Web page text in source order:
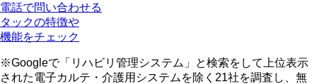
電話で問い合わせる
タックの特徴や
機能をチェック
※Googleで「リハビリ管理システム」と検索をして上位表示
された電子カルテ・介護用システムを除く21社を調査し、無